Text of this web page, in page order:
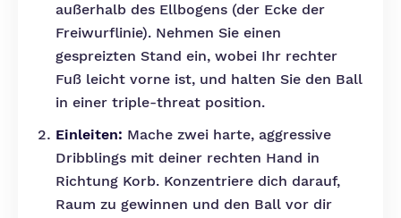
außerhalb des Ellbogens (der Ecke der
Freiwurflinie). Nehmen Sie einen
gespreizten Stand ein, wobei Ihr rechter
Fuß leicht vorne ist, und halten Sie den Ball
in einer triple-threat position.
Einleiten: Mache zwei harte, aggressive
Dribblings mit deiner rechten Hand in
Richtung Korb. Konzentriere dich darauf,
Raum zu gewinnen und den Ball vor dir